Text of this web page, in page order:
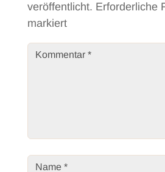
veröffentlicht. Erforderliche
markiert